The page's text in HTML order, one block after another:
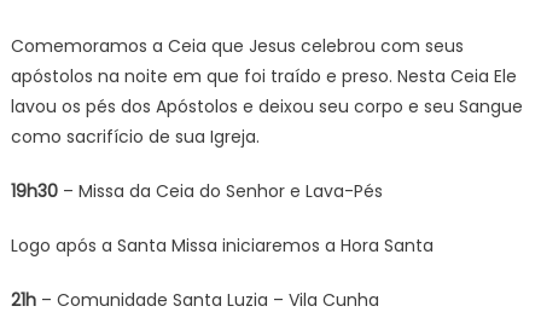
Comemoramos a Ceia que Jesus celebrou com seus
apóstolos na noite em que foi traído e preso. Nesta Ceia Ele
lavou os pés dos Apóstolos e deixou seu corpo e seu Sangue
como sacrifício de sua Igreja.
19h30 – Missa da Ceia do Senhor e Lava-Pés
Logo após a Santa Missa iniciaremos a Hora Santa
21h– Comunidade Santa Luzia – Vila Cunha